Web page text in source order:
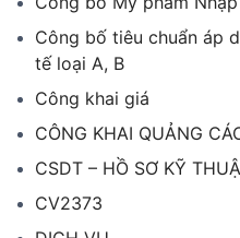
Công bố tiêu chuẩn áp
tế loại A, B
Công khai giá
CÔNG KHAI QUẢNG
CSDT – HỒ SƠ KỸ
CV2373